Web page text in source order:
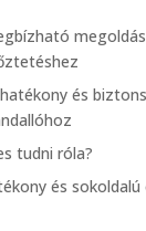
és
tudni róla?
és sokoldalú